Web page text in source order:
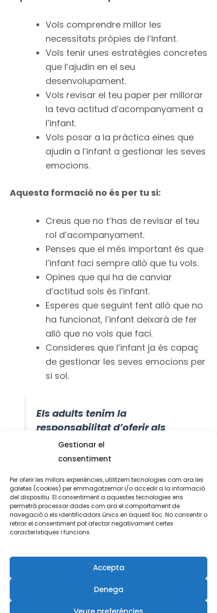
Gestionar el
consentiment
Per oferir les millors experiències, utilitzem tecnologies com ara les
galetes (cookies) per emmagatzemar i/o accedir a la informació
del dispositiu. El consentiment a aquestes tecnologies ens
permetrà processar dades com ara el comportament de
navegació o els identificadors únics en aquest lloc. No consentir o
retirar el consentiment pot afectar negativament certes
característiques i funcions.
Accepta
Denega
Vols comprendre millor les
necessitats pròpies de l’infant.
Vols tenir unes estratègies concretes
que l’ajudin en el seu
desenvolupament.
Vols revisar el teu paper per millorar
la teva actitud d’acompanyament a
l’infant.
Vols posar a la pràctica eines que
ajudin a l’infant a gestionar les seves
emocions.
Aquesta formació no és per tu si:
Creus que no t’has de revisar el teu
rol d’acompanyament.
Penses que el més important és que
l’infant faci sempre allò que tu vols.
Opines que qui ha de canviar
d’actitud sols és l’infant.
Esperes que seguint fent allò que no
ha funcionat, l’infant deixarà de fer
allò que no vols que faci.
Consideres que l’infant ja és capaç
de gestionar les seves emocions per
si sol.
Els adults tenim la
responsabilitat d’oferir als
infants la nostra millor versió
per acompanyar-los i fer-los
Política de cookies (UE)
Política de Privacitat